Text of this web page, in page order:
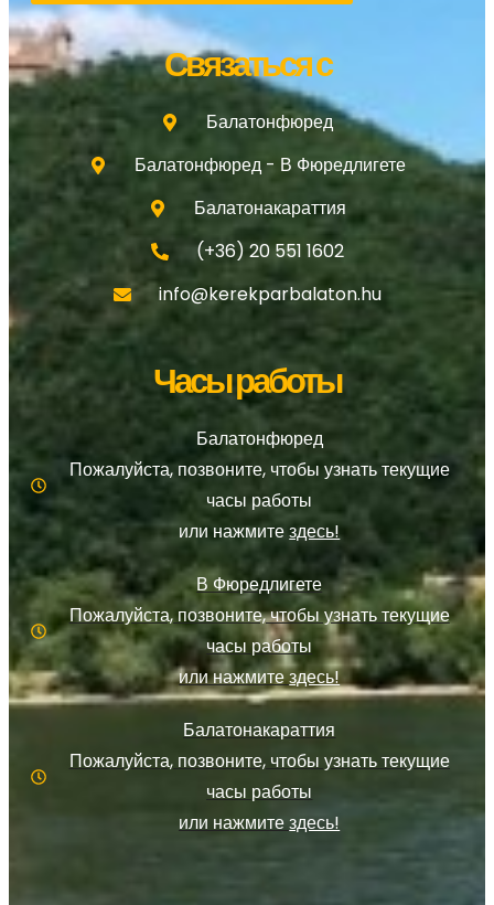
Связаться с
Балатонфюред
Балатонфюред - В Фюредлигете
Балатонакараттия
(+36) 20 551 1602
info@kerekparbalaton.hu
Часы работы
Балатонфюред
Пожалуйста, позвоните, чтобы узнать текущие
часы работы
или нажмитездесь!
В Фюредлигете
Пожалуйста, позвоните, чтобы узнать текущие
часы работы
или нажмитездесь!
Балатонакараттия
Пожалуйста, позвоните, чтобы узнать текущие
часы работы
или нажмитездесь!